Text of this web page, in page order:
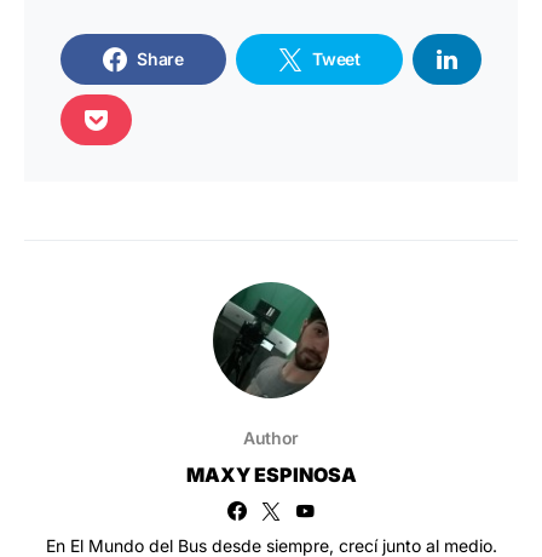
Share Tweet
Author
MAXY ESPINOSA
En El Mundo del Bus desde siempre, crecí junto al medio.